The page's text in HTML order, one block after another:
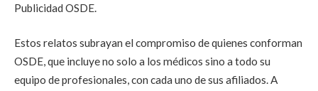
Publicidad OSDE.
Estos relatos subrayan el compromiso de quienes conforman
OSDE, que incluye no solo a los médicos sino a todo su
equipo de profesionales, con cada uno de sus afiliados. A